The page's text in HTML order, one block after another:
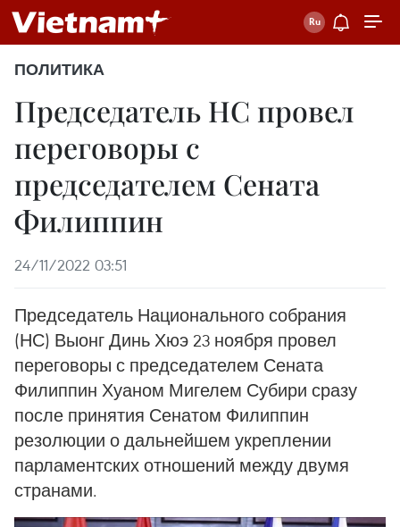
ПОЛИТИКА
Председатель НС провел
переговоры с
председателем Сената
Филиппин
24/11/2022 03:51
Председатель Национального собрания
(НС) Выонг Динь Хюэ 23 ноября провел
переговоры с председателем Сената
Филиппин Хуаном Мигелем Субири сразу
после принятия Сенатом Филиппин
резолюции о дальнейшем укреплении
парламентских отношений между двумя
странами.